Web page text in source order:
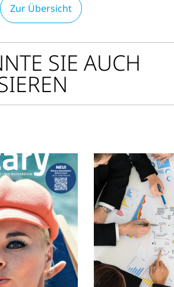
Zur Übersicht
SIE AUCH